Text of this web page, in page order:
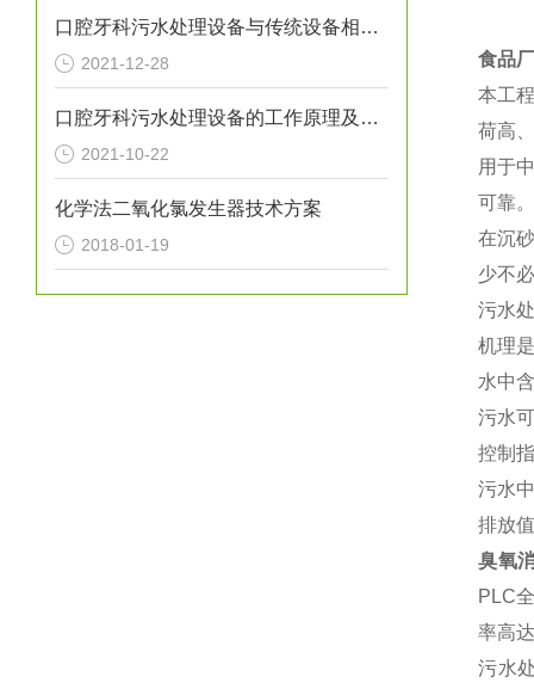
口腔牙科污水处理设备与传统设备相比的优势介绍
2021-12-28
口腔牙科污水处理设备的工作原理及出故障时需采取的措施介绍
2021-10-22
化学法二氧化氯发生器技术方案
2018-01-19
食品
本工
荷高
用于
可靠
在沉
少不
污水
机理
水中
污水
控制
污水
排放
臭氧
PLC
率高
污水